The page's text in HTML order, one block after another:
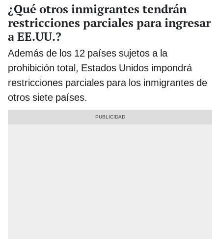
¿Qué otros inmigrantes tendrán
restricciones parciales para ingresar
a EE.UU.?
Además de los 12 países sujetos a la
prohibición total, Estados Unidos impondrá
restricciones parciales para los inmigrantes de
otros siete países.